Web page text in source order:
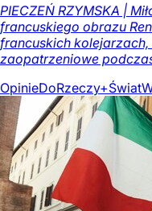
PIECZEŃ RZYMSKA |
francuskiego obrazu
francuskich
zaopatrzeniowe
OpinieDoRzeczy+Świat